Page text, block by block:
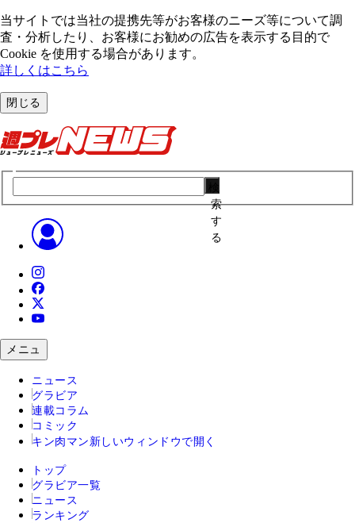
当サイトでは当社の提携先等がお客様のニーズ等について調
査・分析したり、お客様にお勧めの広告を表⽰する⽬的で
Cookie を使⽤する場合があります。
詳しくはこちら
閉じる
索
す
る
メニュ
ニュース
グラビア
連載コラム
コミック
キン肉マン 新しいウィンドウで開く
トップ
グラビア一覧
ニュース
ランキング